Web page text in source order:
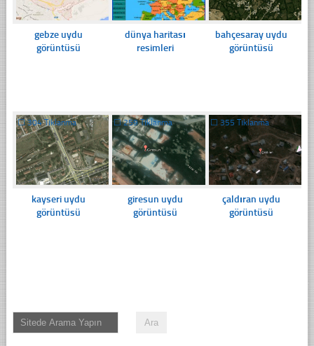
gebze uydu
görüntüsü
dünya haritası
resimleri
bahçesaray uydu
görüntüsü
☐304 Tıklanma
kayseri uydu
görüntüsü
☐259 Tıklanma
giresun uydu
görüntüsü
☐ 355 Tıklanma
çaldıran uydu
görüntüsü